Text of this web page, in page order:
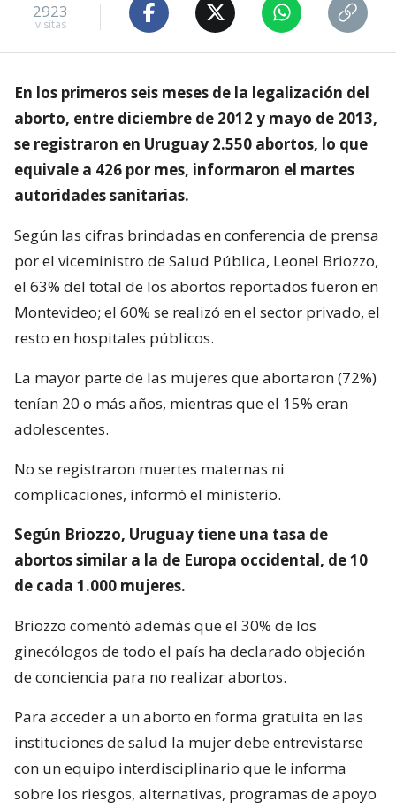
2923
visitas
En los primeros seis meses de la legalización del
aborto, entre diciembre de 2012 y mayo de 2013,
se registraron en Uruguay 2.550 abortos, lo que
equivale a 426 por mes, informaron el martes
autoridades sanitarias.
Según las cifras brindadas en conferencia de prensa
por el viceministro de Salud Pública, Leonel Briozzo,
el 63% del total de los abortos reportados fueron en
Montevideo; el 60% se realizó en el sector privado, el
resto en hospitales públicos.
La mayor parte de las mujeres que abortaron (72%)
tenían 20 o más años, mientras que el 15% eran
adolescentes.
No se registraron muertes maternas ni
complicaciones, informó el ministerio.
Según Briozzo, Uruguay tiene una tasa de
abortos similar a la de Europa occidental, de 10
de cada 1.000 mujeres.
Briozzo comentó además que el 30% de los
ginecólogos de todo el país ha declarado objeción
de conciencia para no realizar abortos.
Para acceder a un aborto en forma gratuita en las
instituciones de salud la mujer debe entrevistarse
con un equipo interdisciplinario que le informa
sobre los riesgos, alternativas, programas de apoyo